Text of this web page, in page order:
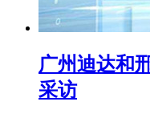
广州迪达和
采访